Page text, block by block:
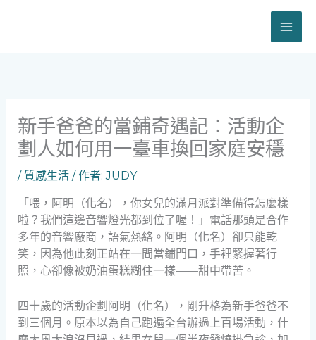
新手爸爸的當鋪奇遇記：活動企
劃人如何用一臺車換回家庭安穩
/ 質感生活/ 作者:JUDY
「喂，阿明（化名），你女兒的滿月派對準備得怎麼樣
啦？我們這邊音響燈光都到位了喔！」電話那頭是合作
多年的音響廠商，語氣熱絡。阿明（化名）卻只能乾
笑，因為他此刻正站在一間當鋪門口，手裡緊握著行
照，心卻像被奶油蛋糕糊住一樣——甜中帶苦。
四十歲的活動企劃阿明（化名），剛升格為新手爸爸不
到三個月。原本以為自己跑遍全台辦過上百場活動，什